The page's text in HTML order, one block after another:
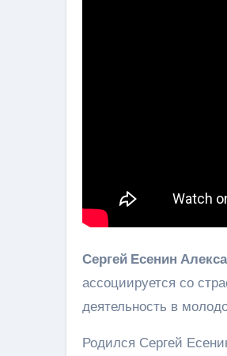
Сергей Есенин
ассоциируется со
деятельность в
Родился Сергей